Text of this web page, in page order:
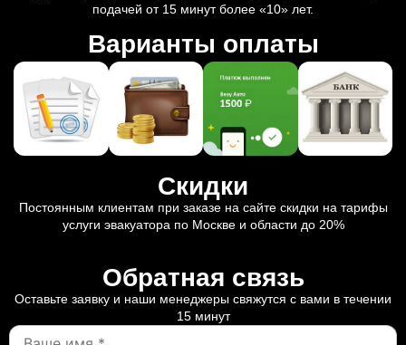
подачей от 15 минут более «10» лет.
Варианты оплаты
Скидки
Постоянным клиентам при заказе на сайте скидки на тарифы
услуги эвакуатора по Москве и области до 20%
Обратная связь
Оставьте заявку и наши менеджеры свяжутся с вами в течении
15 минут